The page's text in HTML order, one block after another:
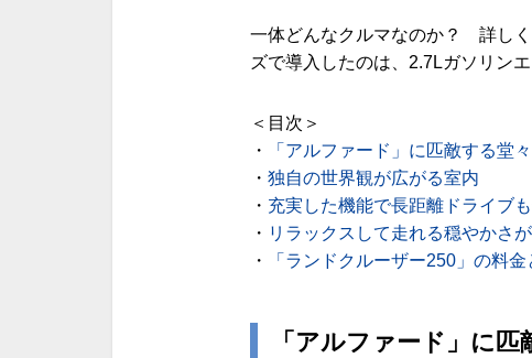
一体どんなクルマなのか？ 詳し
ズで導入したのは、2.7Lガソリン
＜目次＞
・
「アルファード」に匹敵する堂
・ 独自の世界観が広がる室内
・ 充実した機能で長距離ドライブ
・ リラックスして走れる穏やかさ
・
「ランドクルーザー250」の料
「アルファード」に